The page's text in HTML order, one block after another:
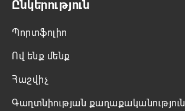
Ընկերություն
Պորտֆոլիո
Ով ենք մենք
Հաշվիչ
Գաղտնիության քաղաքականություն